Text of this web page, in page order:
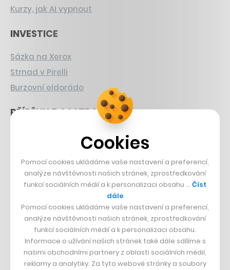
Kurzy, jak AI vypnout
INVESTICE
Sázka na Xerox
Strnad v Pirelli
Burzovní eldorádo
PŘÍBĚHY Z GASTRA
Boční projekt, co se zvrtnul
Francouzský šéfkuchař na Šumavě
Dva golfisti, co pečou
DESIGN
Bomma není tichá
Originální hodinky
Nábytek z betonu
Cookies
Pomocí cookies ukládáme vaše nastavení a preferencí,
analýze návštěvnosti našich stránek, zprostředkování
funkcí sociálních médií a k personalizaci obsahu … Číst
dále
Pomocí cookies ukládáme vaše nastavení a preferencí,
analýze návštěvnosti našich stránek, zprostředkování
funkcí sociálních médií a k personalizaci obsahu.
Informace o užívání našich stránek také dále sdílíme s
našimi obchodními partnery z oblasti sociálních médií,
reklamy a analytiky. Za tyto webové stránky a soubory